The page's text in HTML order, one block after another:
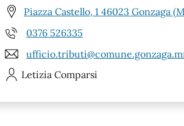
Piazza Castello, 1 46023 Gonzaga
0376 526335
Letizia Comparsi